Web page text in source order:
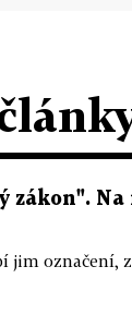
Na
jim označení,